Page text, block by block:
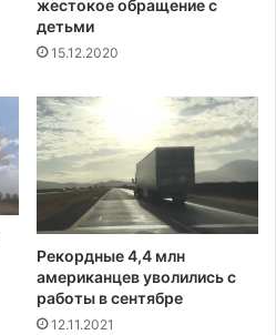
жестокое обращение с
детьми
15.12.2020
Рекордные 4,4 млн
американцев уволились с
работы в сентябре
12.11.2021